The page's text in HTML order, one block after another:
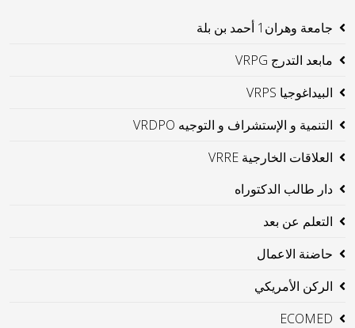
جامعة وهران1 أحمد بن بلة
مابعد التدرج VRPG
البيداغوجيا VRPS
التنمية و الإستشراف و التوجيه VRDPO
العلاقات الخارجية VRRE
دار طالب الدكتوراه
التعلم عن بعد
حاضنة الاعمال
الركن الأمريكي
ECOMED